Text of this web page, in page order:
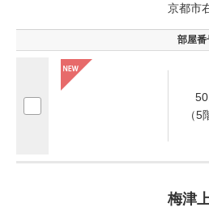
京都市
部屋番
（5
梅津